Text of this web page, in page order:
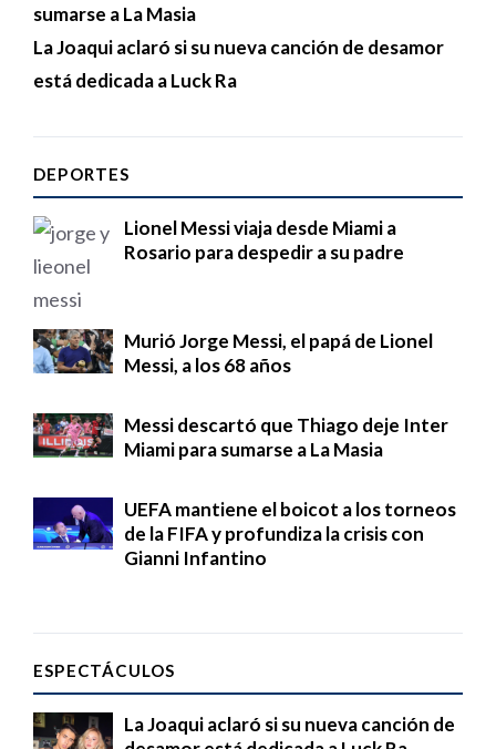
sumarse a La Masia
La Joaqui aclaró si su nueva canción de desamor
está dedicada a Luck Ra
DEPORTES
Lionel Messi viaja desde Miami a
Rosario para despedir a su padre
Murió Jorge Messi, el papá de Lionel
Messi, a los 68 años
Messi descartó que Thiago deje Inter
Miami para sumarse a La Masia
UEFA mantiene el boicot a los torneos
de la FIFA y profundiza la crisis con
Gianni Infantino
ESPECTÁCULOS
La Joaqui aclaró si su nueva canción de